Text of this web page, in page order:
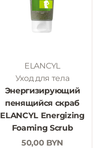
ELANCYL
Уход для тела
Энергизирующий
пенящийся скраб
ELANCYL Energizing
Foaming Scrub
50,00 BYN